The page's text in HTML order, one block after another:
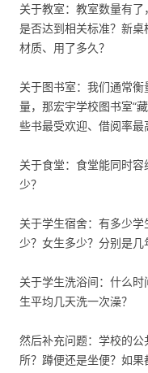
关于教室：教室数量有
是否达到相关标准？新
材质、用了多久？
关于图书室：我们通常
量，那宏宇学校图书室“
些书最受欢迎、借阅率最
关于食堂：食堂能同时
少？
关于学生宿舍：有多少
少？女生多少？分别是几
关于学生洗浴间：什么
生平均几天洗一次澡？
然后补充问题：学校的
所？蹲便还是坐便？如